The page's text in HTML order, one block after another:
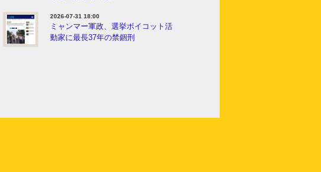
2026-07-31 18:00
ミャンマー軍政、選挙ボイコット活
動家に最長37年の禁錮刑